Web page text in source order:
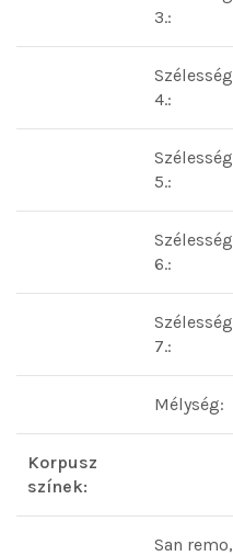
3.:
Szélesség
4.:
Szélesség
5.:
Szélesség
6.:
Szélesség
7.:
Mélység:
Korpusz
színek:
San remo,